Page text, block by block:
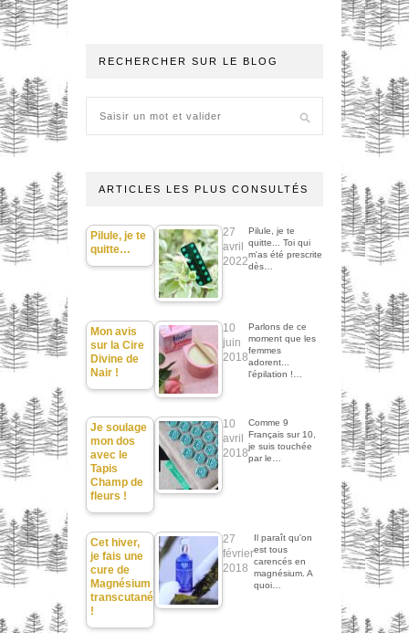
RECHERCHER SUR LE BLOG
ARTICLES LES PLUS CONSULTÉS
Pilule, je te
quitte…
27
avril
2022
Pilule, je te
quitte... Toi qui
m'as été prescrite
dès…
Mon avis
sur la Cire
Divine de
Nair !
10
juin
2018
Parlons de ce
moment que les
femmes
adorent...
l'épilation !…
Je soulage
mon dos
avec le
Tapis
Champ de
fleurs !
10
avril
2018
Comme 9
Français sur 10,
je suis touchée
par le…
Cet hiver,
je fais une
cure de
Magnésium
transcutané
!
27
février
2018
Il paraît qu'on
est tous
carencés en
magnésium. A
quoi…